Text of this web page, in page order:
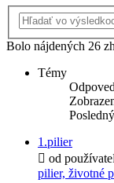
Bolo nájdených 26
Témy
1.pilier
od
pilier, životné